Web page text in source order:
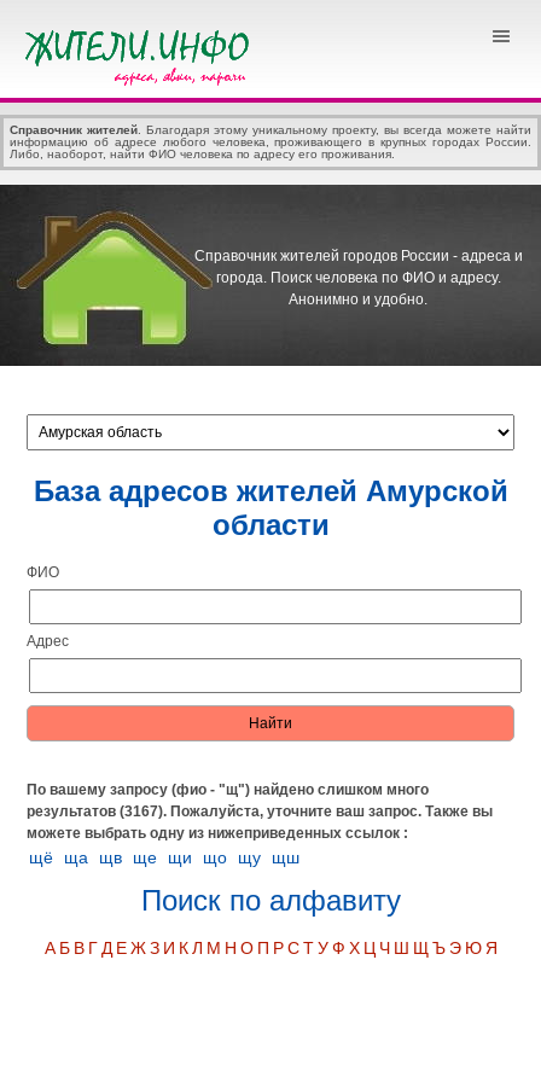
Справочник жителей . Благодаря этому уникальному проекту, вы всегда можете найти
информацию об адресе любого человека, проживающего в крупных городах России.
Либо, наоборот, найти ФИО человека по адресу его проживания.
Справочник жителей городов России - адреса и
города. Поиск человека по ФИО и адресу.
Анонимно и удобно.
База адресов жителей Амурской
области
ФИО
Адрес
По вашему запросу (фио - "щ") найдено слишком много
результатов (3167). Пожалуйста, уточните ваш запрос.Также вы
можете выбрать одну из нижеприведенных ссылок :
щё ща щв ще щи що щу щш
Поиск по алфавиту
А Б В Г Д Е Ж З И К Л М Н О П Р С Т У Ф Х Ц Ч Ш Щ Ъ Э Ю Я